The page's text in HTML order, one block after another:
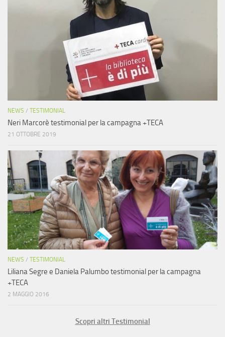
NEWS / TESTIMONIAL
Neri Marcorè testimonial per la campagna +TECA
21 OTTOBRE 2019
NEWS / TESTIMONIAL
Liliana Segre e Daniela Palumbo testimonial per la campagna
+TECA
2 MAGGIO 2016
Scopri altri Testimonial